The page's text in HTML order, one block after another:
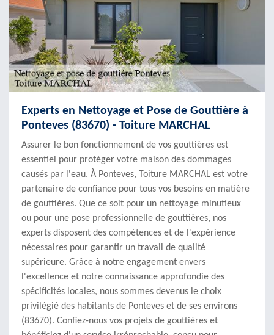
Experts en Nettoyage et Pose de Gouttière à
Ponteves (83670) - Toiture MARCHAL
Assurer le bon fonctionnement de vos gouttières est
essentiel pour protéger votre maison des dommages
causés par l'eau. À Ponteves, Toiture MARCHAL est votre
partenaire de confiance pour tous vos besoins en matière
de gouttières. Que ce soit pour un nettoyage minutieux
ou pour une pose professionnelle de gouttières, nos
experts disposent des compétences et de l'expérience
nécessaires pour garantir un travail de qualité
supérieure. Grâce à notre engagement envers
l'excellence et notre connaissance approfondie des
spécificités locales, nous sommes devenus le choix
privilégié des habitants de Ponteves et de ses environs
(83670). Confiez-nous vos projets de gouttières et